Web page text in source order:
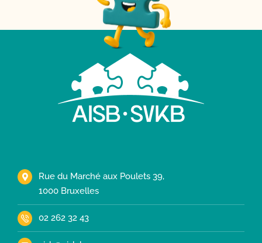
Rue du Marché aux Poulets 39,
1000 Bruxelles
02 262 32 43